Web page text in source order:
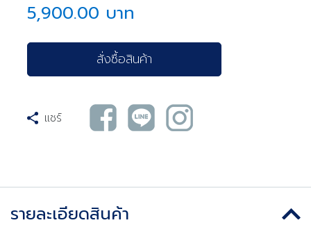
5,900.00 บาท
สั่งซื้อสินค้า
แชร์
รายละเอียดสินค้า